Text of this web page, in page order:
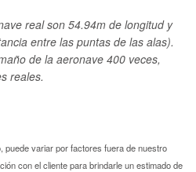
real son 54.94m de longitud y
entre las puntas de las alas).
de la aeronave 400 veces,
reales.
puede variar por factores fuera de nuestro
con el cliente para brindarle un estimado de